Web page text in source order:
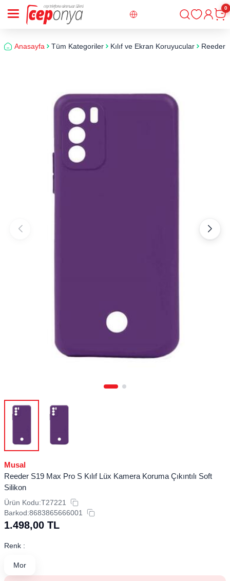
Giriş
0
Anasayfa Tüm Kategoriler Kılıf ve Ekran Koruyucular Reeder
Musal
Reeder S19 Max Pro S Kılıf Lüx Kamera Koruma Çıkıntılı Soft
Silikon
Ürün Kodu:T27221
Barkod:8683865666001
1.498,00 TL
Renk :
Mor